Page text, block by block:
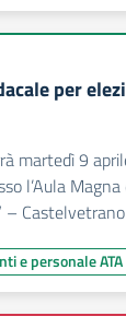
per
martedì 9
l’Aula Magna
– Castelvetrano
e personale ATA